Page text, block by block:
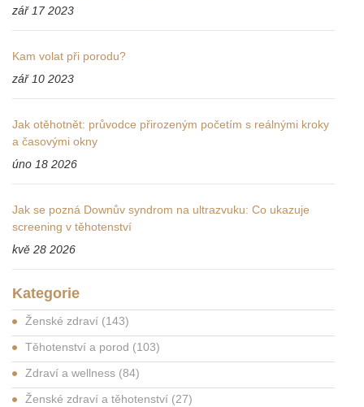
zář 17 2023
Kam volat při porodu?
zář 10 2023
Jak otěhotnět: průvodce přirozeným početím s reálnými kroky
a časovými okny
úno 18 2026
Jak se pozná Downův syndrom na ultrazvuku: Co ukazuje
screening v těhotenství
kvě 28 2026
Kategorie
Ženské zdraví (143)
Těhotenství a porod (103)
Zdraví a wellness (84)
Ženské zdraví a těhotenství (27)